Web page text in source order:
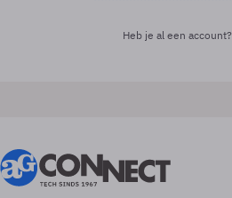
Heb je al een account?